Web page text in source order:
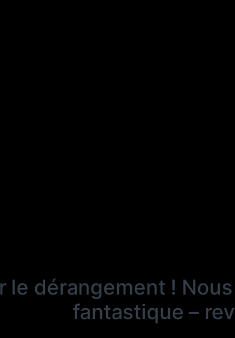
le dérangement !
fantastique –